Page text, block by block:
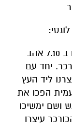
"עמית היקר שנרצח במסיבה ברעים ב 7.10 אהב
יחד עם
ליד העץ
הפכו את
ושם ימשיכו
עיצרו